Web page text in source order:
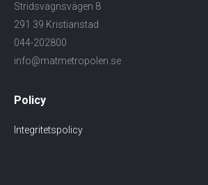
Stridsvagnsvägen 8
291 39 Kristianstad
044-202800
info@matmetropolen.se
Policy
Integritetspolicy